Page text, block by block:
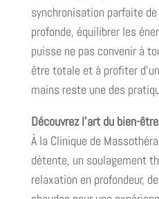
synchronisation parfaite
profonde, équilibrer les
puisse ne pas convenir à
être totale et à profiter
mains reste une des
Découvrez l’art du bien-
À la Clinique de
détente, un soulagement
relaxation en profondeur,